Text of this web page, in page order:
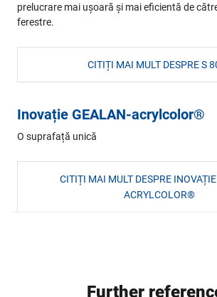
prelucrare mai ușoară și mai eficientă de
ferestre.
CITIȚI MAI MULT DESPRE S
Inovație GEALAN-acrylcolor®
O suprafață unică
CITIȚI MAI MULT DESPRE
ACRYLCOLOR®
Further